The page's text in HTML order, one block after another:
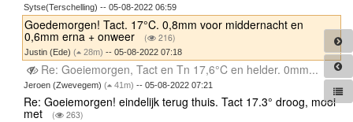
Sytse(Terschelling) -- 05-08-2022 06:59
Goedemorgen! Tact. 17°C. 0,8mm voor middernacht en
0,6mm erna + onweer ( 216)
Justin (Ede) ( 28m) -- 05-08-2022 07:18
Re: Goeiemorgen, Tact en Tn 17,6°C en helder. 0mm...
Jeroen (Zwevegem) ( 41m) -- 05-08-2022 07:21
Re: Goeiemorgen! eindelijk terug thuis. Tact 17.3° droog, mooi
met ( 263)